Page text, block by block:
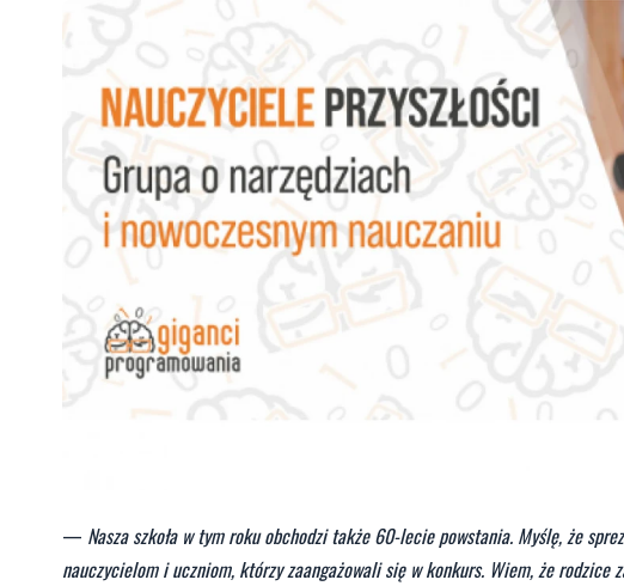
— Nasza szkoła w tym roku obchodzi także 60-lecie powstania. Myślę, że
nauczycielom i uczniom, którzy zaangażowali się w konkurs. Wiem, że rodzice